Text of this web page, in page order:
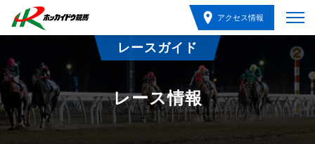
アクセス情報
レースガイド
レース情報